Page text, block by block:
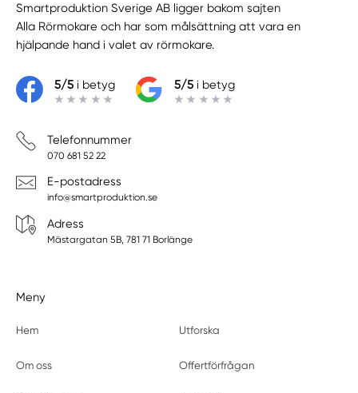
Smartproduktion Sverige AB ligger bakom sajten
Alla Rörmokare och har som målsättning att vara en
hjälpande hand i valet av rörmokare.
5/5i betyg 5/5i betyg
Telefonnummer
070 681 52 22
E-postadress
info@smartproduktion.se
Adress
Mästargatan 5B, 781 71 Borlänge
Meny
Hem Utforska
Om oss Offertförfrågan